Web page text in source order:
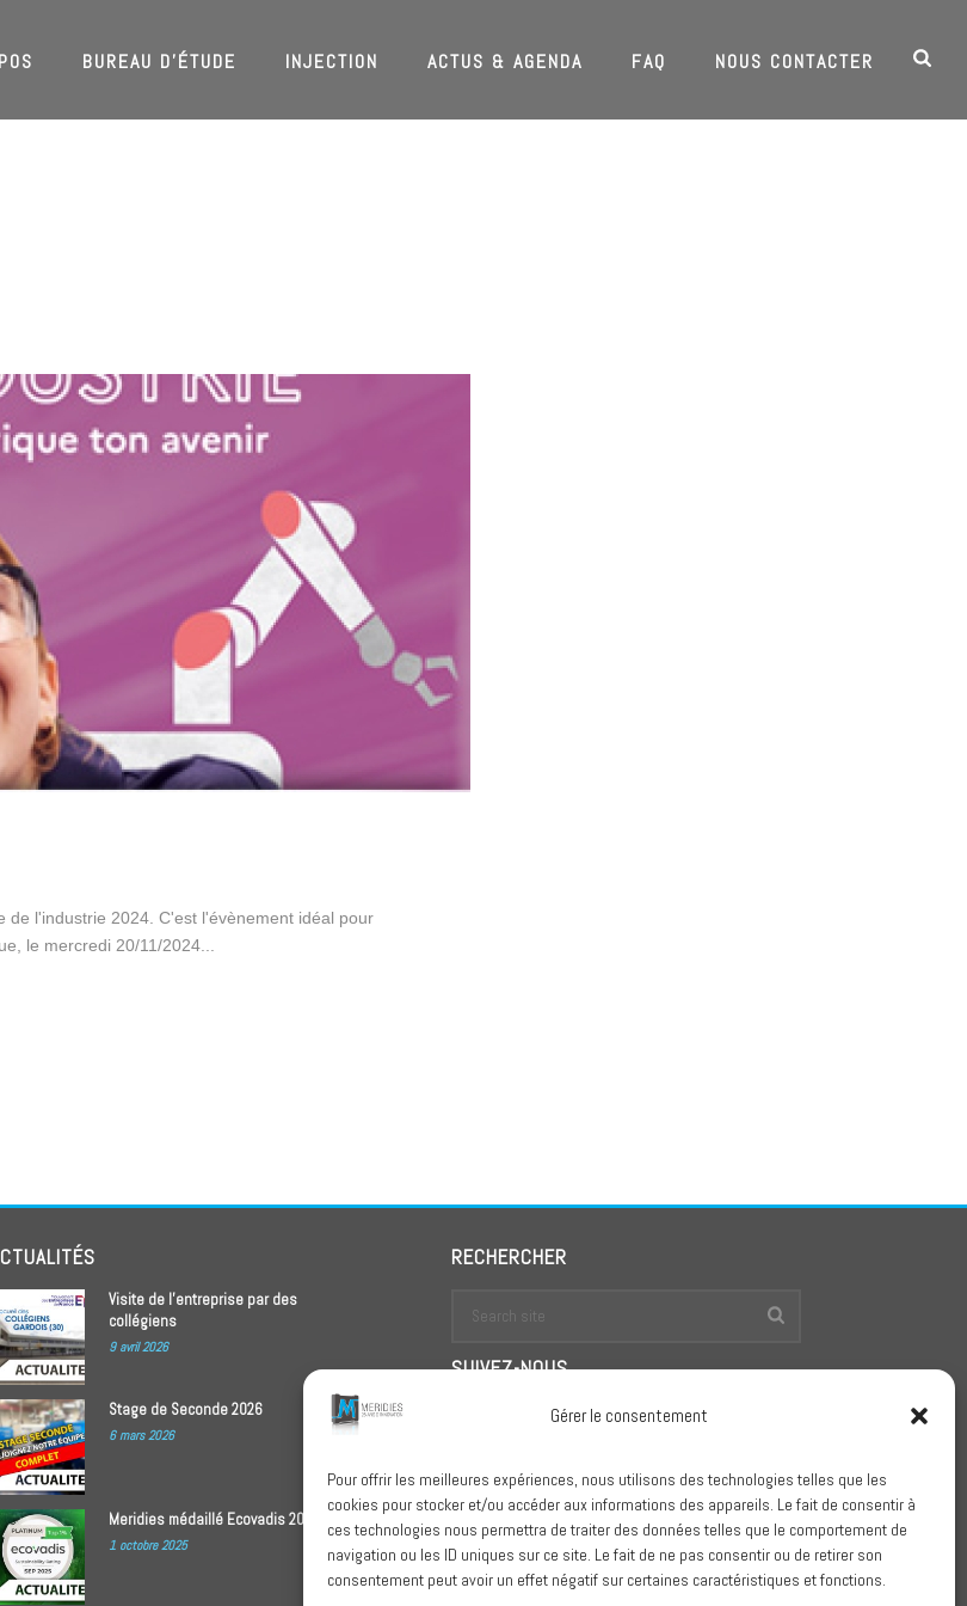
Gérer le consentement
Pour offrir les meilleures expériences, nous utilisons des technologies telles que les
cookies pour stocker et/ou accéder aux informations des appareils. Le fait de consentir à
ces technologies nous permettra de traiter des données telles que le comportement de
navigation ou les ID uniques sur ce site. Le fait de ne pas consentir ou de retirer son
consentement peut avoir un effet négatif sur certaines caractéristiques et fonctions.
BUREAU D’ÉTUDE INJECTION ACTUS & AGENDA FAQ NOUS CONTACTER
l'industrie 2024. C'est l'évènement idéal pour
le mercredi 20/11/2024...
Visite de l’entreprise par des
collégiens
9 avril 2026
Stage de Seconde 2026
6 mars 2026
Meridies médaillé Ecovadis 2025
1 octobre 2025
RECHERCHER
SUIVEZ-NOUS
Conditions Générales de Vente
Politique de confidentialité